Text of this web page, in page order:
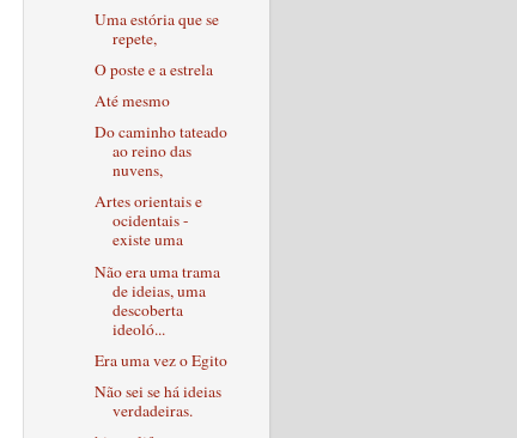
Uma estória que se
repete,
O poste e a estrela
Até mesmo
Do caminho tateado
ao reino das
nuvens,
Artes orientais e
ocidentais -
existe uma
Não era uma trama
de ideias, uma
descoberta
ideoló...
Era uma vez o Egito
Não sei se há ideias
verdadeiras.